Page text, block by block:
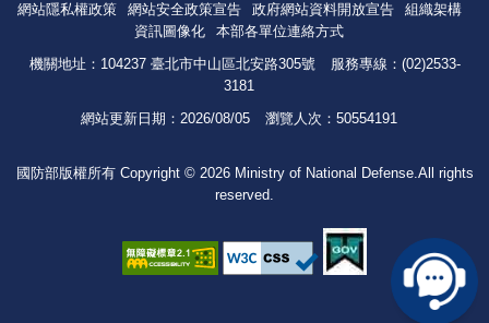
網站隱私權政策 網站安全政策宣告 政府網站資料開放宣告
組織架構
資訊圖像化
本部各單位連絡方式
機關地址：104237 臺北市中山區北安路305號
服務專線：(02)2533-
3181
網站更新日期： 2026/08/05 瀏覽人次： 50554191
國防部版權所有 Copyright © 2026 Ministry of National Defense.All rights
reserved.